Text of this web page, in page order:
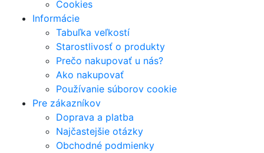
Cookies
Informácie
Tabuľka veľkostí
Starostlivosť o produkty
Prečo nakupovať u nás?
Ako nakupovať
Používanie súborov cookie
Pre zákazníkov
Doprava a platba
Najčastejšie otázky
Obchodné podmienky